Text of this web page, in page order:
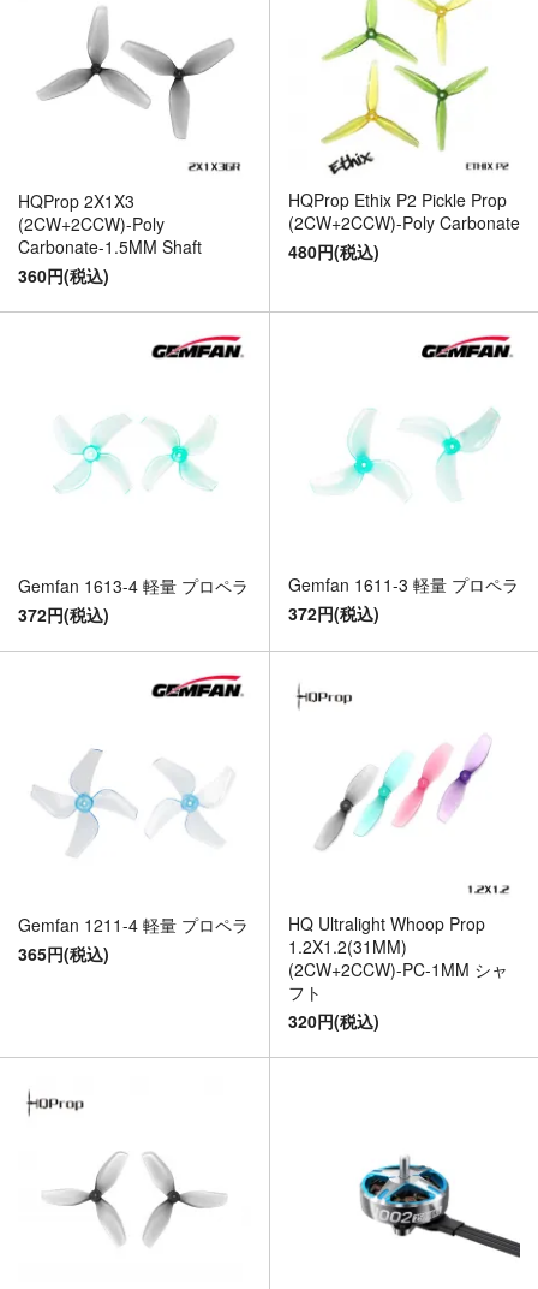
HQProp 2X1X3
(2CW+2CCW)-Poly
Carbonate-1.5MM Shaft
360円(税込)
HQProp Ethix P2 Pickle Prop
(2CW+2CCW)-Poly Carbonate
480円(税込)
Gemfan 1613-4 軽量 プロペラ
372円(税込)
Gemfan 1611-3 軽量 プロペラ
372円(税込)
Gemfan 1211-4 軽量 プロペラ
365円(税込)
HQ Ultralight Whoop Prop
1.2X1.2(31MM)
(2CW+2CCW)-PC-1MM シャ
フト
320円(税込)